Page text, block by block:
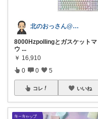
北のおっさん@ガジェット好き
8000Hzpollingとガスケットマ
ウ ...
￥ 16,910
0 0 5
コレ いいね